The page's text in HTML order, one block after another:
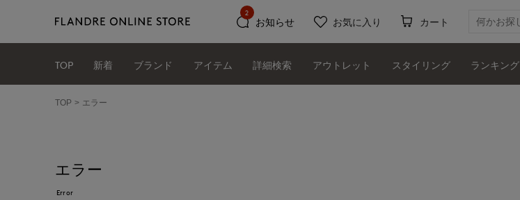
お知らせ
2
お気に入り カート
TOP 新着 ブランド アイテム 詳細検索 アウトレット スタイリング ランキング
TOP エラー
エラー
Error